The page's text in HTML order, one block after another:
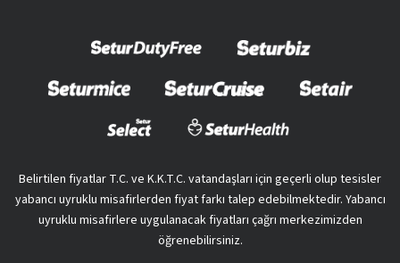
Belirtilen fiyatlar T.C. ve K.K.T.C. vatandaşları için geçerli olup tesisler
yabancı uyruklu misafirlerden fiyat farkı talep edebilmektedir. Yabancı
uyruklu misafirlere uygulanacak fiyatları çağrı merkezimizden
öğrenebilirsiniz.